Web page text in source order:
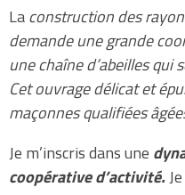
Laconstruction des
demande une grande
une chaîne d’abeilles qui
Cet ouvrage délicat et
maçonnes qualifiées
Je m’inscris dans une
coopérative d’activité.